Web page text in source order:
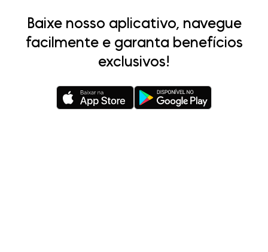
Baixe nosso aplicativo, navegue
facilmente e garanta benefícios
exclusivos!